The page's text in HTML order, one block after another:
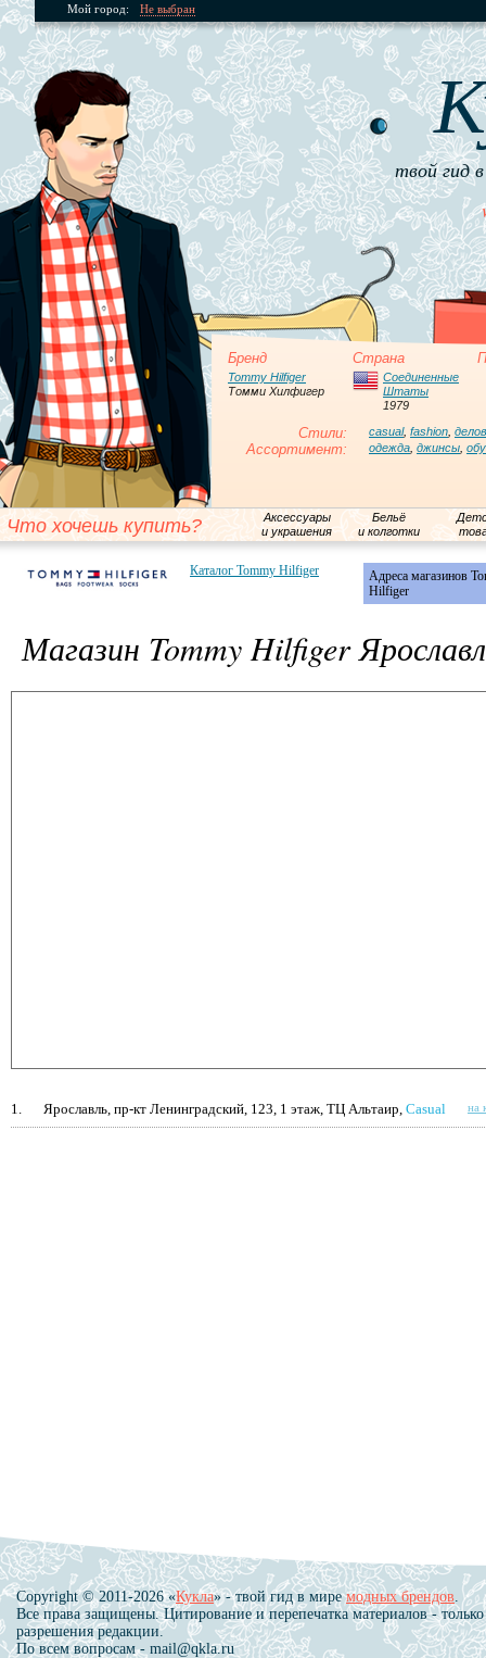
Мой город: Не выбран
твой гид
Бренд Страна
Tommy Hilfiger
Томми Хилфигер
Соединенные
Штаты
1979
Стили: casual, fashion
Ассортимент: одежда джинсы
Что хочешь купить?
Аксессуары
и украшения
Бельё
и колготки
Каталог Tommy Hilfiger
Адреса магазинов
Hilfiger
Магазин Tommy Hilfiger
1. Ярославль, пр-кт Ленинградский, 123, 1 этаж, ТЦ Альтаир, Casual на
Copyright © 2011-2026 «Кукла» - твой гид в миремодных брендов
Все права защищены. Цитирование и перепечатка материалов - только
разрешения редакции.
По всем вопросам - mail@qkla.ru